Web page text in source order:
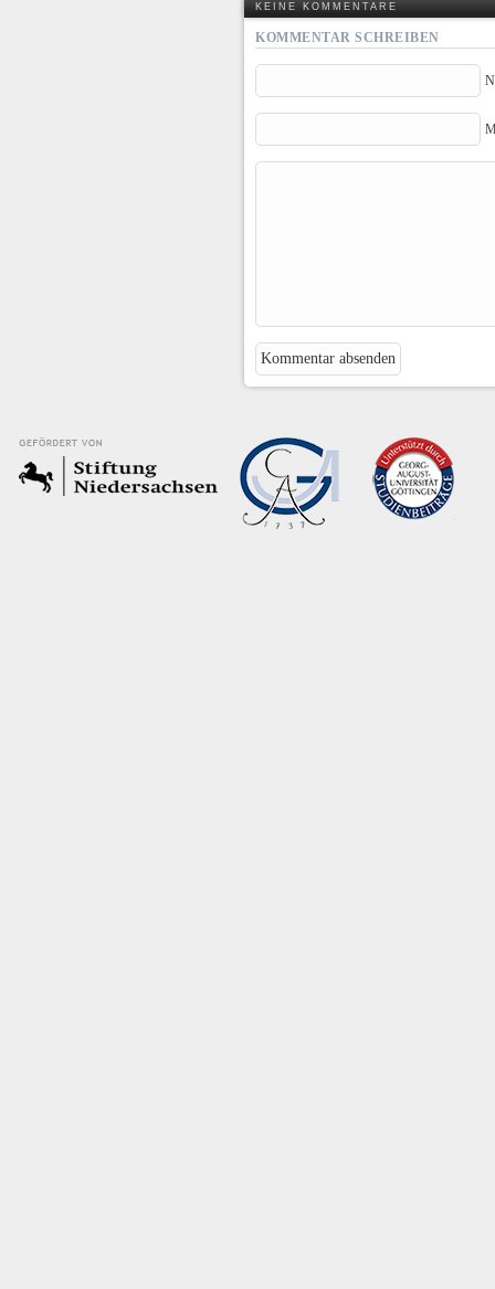
KEINE KOMMENTARE
KOMMENTAR SCHREIBEN